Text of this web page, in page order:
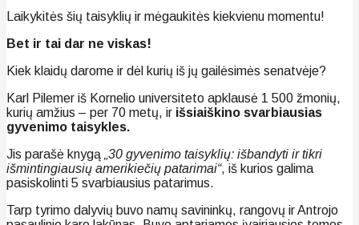
Laikykitės šių taisyklių ir mėgaukitės kiekvienu momentu!
Bet ir tai dar ne viskas!
Kiek klaidų darome ir dėl kurių iš jų gailėsimės senatvėje?
Karl Pilemer iš Kornelio universiteto apklausė 1 500 žmonių,
kurių amžius – per 70 metų, ir išsiaiškino svarbiausias
gyvenimo taisykles.
Jis parašė knygą „30 gyvenimo taisyklių: išbandyti ir tikri
išmintingiausių amerikiečių patarimai“, iš kurios galima
pasiskolinti 5 svarbiausius patarimus.
Tarp tyrimo dalyvių buvo namų savininkų, rangovų ir Antrojo